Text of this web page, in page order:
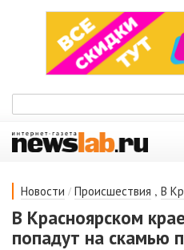
Новости / Происшествия , В
В Красноярском
попадут на скамью